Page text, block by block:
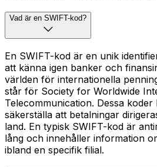
Vad är en SWIFT-kod?
En SWIFT-kod är en unik
att känna igen banker och
världen för internationella
står för Society for Worldwide
Telecommunication. Dessa
säkerställa att betalningar
land. En typisk SWIFT-kod är
lång och innehåller information
ibland en specifik filial.